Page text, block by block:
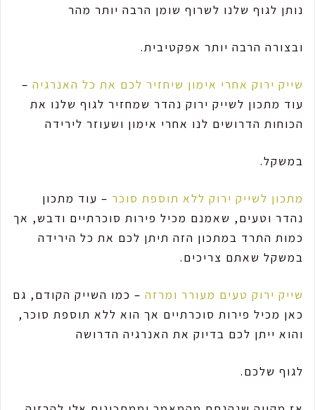
נותן לגוף שלנו לשרוף שומן הרבה יותר מהר
ובצורה הרבה יותר אפקטיבית.
שייק ירוק אחרי אימון שיחזיר לכם את כל האנרגיה –
עוד מתכון לשייק ירוק נהדר שמחזיר לגוף שלנו את
הכוחות הדרושים לנו אחרי אימון ושעוזר לירידה
במשקל.
מתכון לשייק ירוק ללא תוספת סוכר – עוד מתכון
נהדר וטעים, שאמנם מכיל פירות סוכרתיים ודבש, אך
כמות התרד במתכון הזה תיתן לכם את כל הירידה
במשקל שאתם צריכים.
שייק ירוק טעים מעורר ומרזה – כמו השייק הקודם, גם
כאן מכיל פירות סוכרתיים אך הוא ללא תוספת סוכר,
והוא ייתן לכם בדיוק את האנרגיה הדרושה
לגוף שלכם.